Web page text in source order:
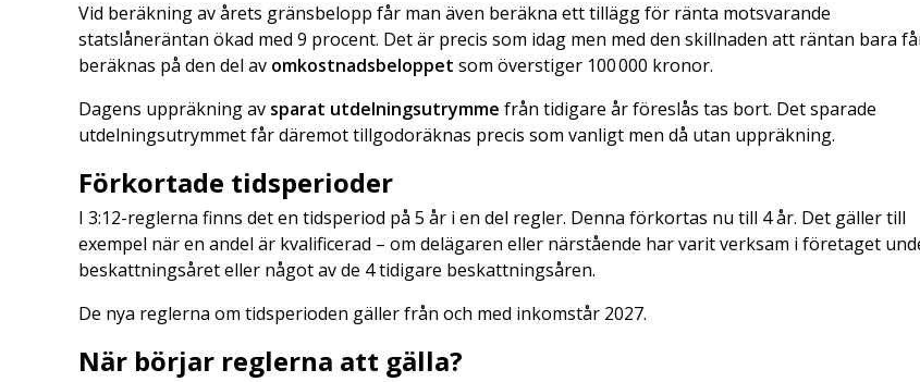
Vid beräkning av årets gränsbelopp får man även beräkna ett tillägg för ränta motsvarande
statslåneräntan ökad med 9 procent. Det är precis som idag men med den skillnaden att räntan bara
beräknas på den del av omkostnadsbeloppet som överstiger 100 000 kronor.
Dagens uppräkning av sparat utdelningsutrymme från tidigare år föreslås tas bort. Det sparade
utdelningsutrymmet får däremot tillgodoräknas precis som vanligt men då utan uppräkning.
Förkortade tidsperioder
I 3:12-reglerna finns det en tidsperiod på 5 år i en del regler. Denna förkortas nu till 4 år. Det gäller till
exempel när en andel är kvalificerad – om delägaren eller närstående har varit verksam i företaget
beskattningsåret eller något av de 4 tidigare beskattningsåren.
De nya reglerna om tidsperioden gäller från och med inkomstår 2027.
När börjar reglerna att gälla?